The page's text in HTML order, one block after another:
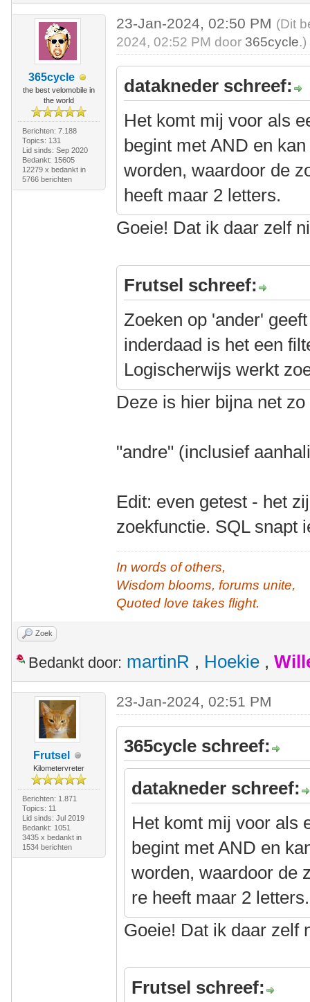
365cycle
the best velomobile in
the world
Berichten: 7.188
Topics: 131
Lid sinds: Sep 2020
Bedankt: 15605
12279 x bedankt in
5766 berichten
23-Jan-2024, 02:50 PM (Dit
2024, 02:52 PM door 365cycle.)
datakneder schreef:
Het komt mij voor als
begint met AND en
worden, waardoor de
heeft maar 2 letters.
Goeie! Dat ik daar zelf
Frutsel schreef:
Zoeken op 'ander'
inderdaad is het een
Logischerwijs werkt
Deze is hier bijna net
"andre" (inclusief
Edit: even getest - het
zoekfunctie. SQL snapt
In words of others,
Wisdom blooms, forums unite,
Quoted love takes flight.
Zoek
Bedankt door: martinR , Hoekie ,
Frutsel
Kilometervreter
Berichten: 1.871
Topics: 11
Lid sinds: Jul 2019
Bedankt: 1051
3435 x bedankt in
1534 berichten
23-Jan-2024, 02:51 PM
365cycle schreef:
datakneder schreef:
Het komt mij voor als
begint met AND en
worden, waardoor de
re heeft maar 2 letters.
Goeie! Dat ik daar zelf
Frutsel schreef: